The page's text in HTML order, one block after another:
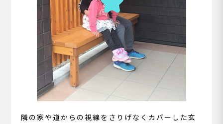
隣の家や道からの視線をさりげなくカバーした玄